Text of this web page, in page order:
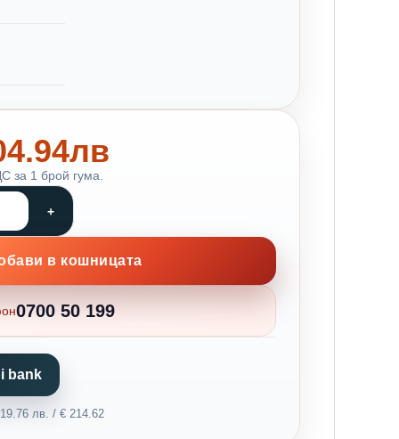
за 1 брой гума.
в кошницата
0700 50 199
bank
лв. / € 214.62